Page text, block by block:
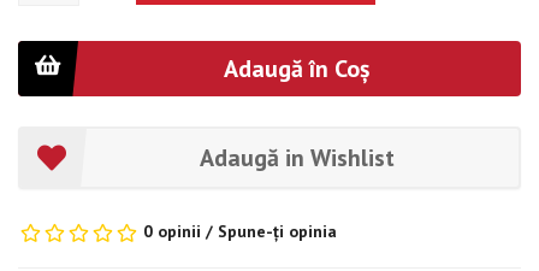
Adaugă în Coş
Adaugă in Wishlist
0 opinii / Spune-ţi opinia